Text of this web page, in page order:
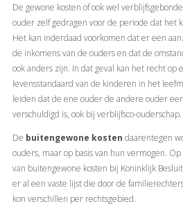
De gewone kosten of ook wel
ouder zelf gedragen voor de periode dat het
Het kan inderdaad voorkomen dat er een
de inkomens van de ouders en dat de
ook anders zijn. In dat geval kan het recht op
levensstandaard van de kinderen in het
leiden dat de ene ouder de andere ouder een
verschuldigd is, ook bij verblijfsco-ouderschap.
De buitengewone kosten daarentegen
ouders, maar op basis van hun vermogen.
van buitengewone kosten bij Koninklijk
er al een vaste lijst die door de
kon verschillen per rechtsgebied.